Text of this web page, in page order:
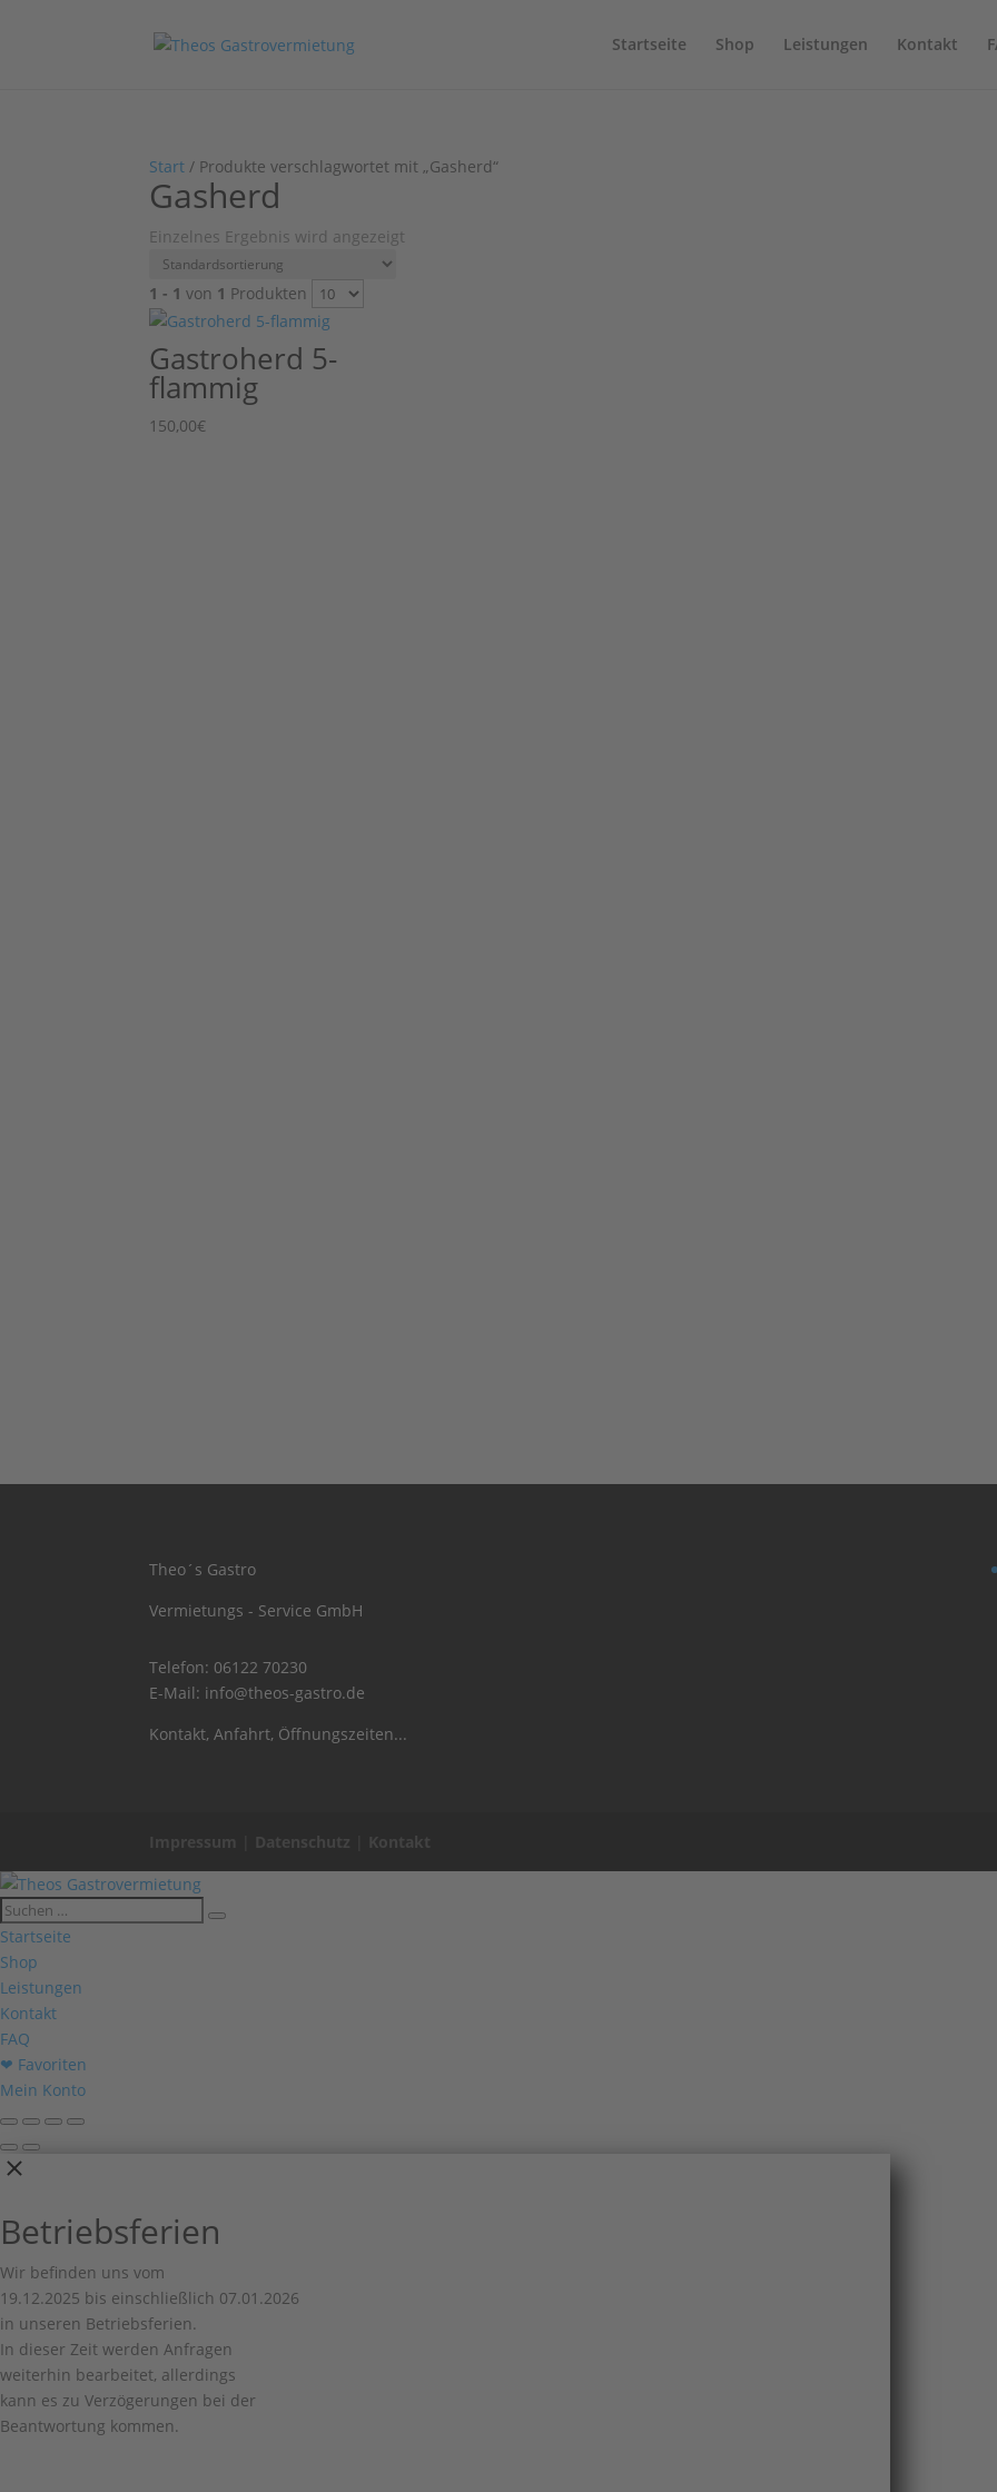
Startseite Shop Leistungen Kontakt
Start / Produkte verschlagwortet mit „Gasherd“
Gasherd
Einzelnes Ergebnis wird angezeigt
1 - 1 von 1 Produkten
Gastroherd 5-
flammig
150,00€
Theo´s Gastro
Vermietungs - Service GmbH
Telefon: 06122 70230
E-Mail: info@theos-gastro.de
Kontakt, Anfahrt, Öffnungszeiten...
Impressum Datenschutz Kontakt
Startseite
Shop
Leistungen
Kontakt
FAQ
❤ Favoriten
Mein Konto
Betriebsferien
Wir befinden uns vom
19.12.2025 bis einschließlich 07.01.2026
in unseren Betriebsferien.
In dieser Zeit werden Anfragen
weiterhin bearbeitet, allerdings
kann es zu Verzögerungen bei der
Beantwortung kommen.